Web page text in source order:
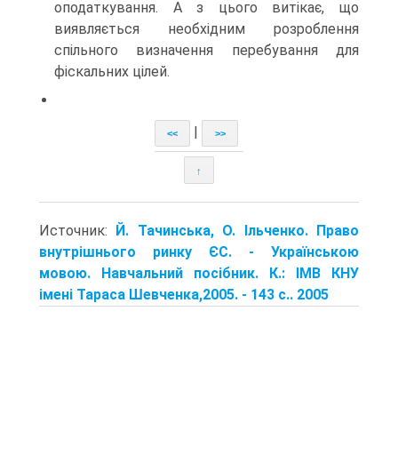
оподаткування. А з цього витікає, що
виявляється необхідним розроблення
спільного визначення перебування для
фіскальних цілей.
<< >>
↑
Источник: Й. Тачинська, О. Ільченко. Право
внутрішнього ринку ЄС. - Українською
мовою. Навчальний посібник. К.: ІМВ КНУ
імені Тараса Шевченка,2005. - 143 с.. 2005